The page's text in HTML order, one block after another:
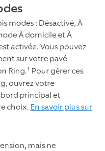
modes : Désactivé, À
À domicile et À
activée. Vous pouvez
sur votre pavé
Ring.1 Pour gérer ces
ouvrez votre
principal et
choix. En savoir plus sur
mais ne